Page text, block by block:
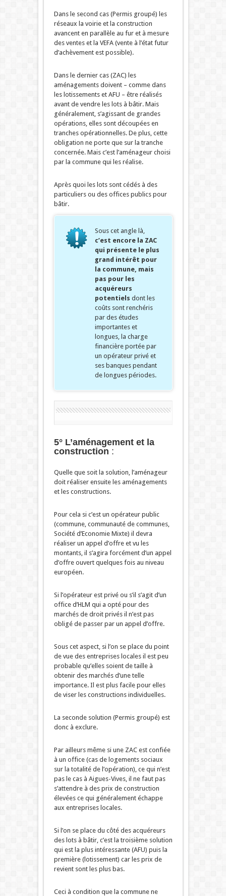
Dans le second cas (Permis groupé) les
réseaux la voirie et la construction
avancent en parallèle au fur et à mesure
des ventes et la VEFA (vente à l’état futur
d’achèvement est possible).
Dans le dernier cas (ZAC) les
aménagements doivent – comme dans
les lotissements et AFU – être réalisés
avant de vendre les lots à bâtir. Mais
généralement, s’agissant de grandes
opérations, elles sont découpées en
tranches opérationnelles. De plus, cette
obligation ne porte que sur la tranche
concernée. Mais c’est l’aménageur choisi
par la commune qui les réalise.
Après quoi les lots sont cédés à des
particuliers ou des offices publics pour
bâtir.
Sous cet angle là,
c’est encore la ZAC
qui présente le plus
grand intérêt pour
la commune, mais
pas pour les
acquéreurs
potentiels dont les
coûts sont renchéris
par des études
importantes et
longues, la charge
financière portée par
un opérateur privé et
ses banques pendant
de longues périodes.
5° L’aménagement et la
construction :
Quelle que soit la solution, l’aménageur
doit réaliser ensuite les aménagements
et les constructions.
Pour cela si c’est un opérateur public
(commune, communauté de communes,
Société d’Economie Mixte) il devra
réaliser un appel d’offre et vu les
montants, il s’agira forcément d’un appel
d’offre ouvert quelques fois au niveau
européen.
Si l’opérateur est privé ou s’il s’agit d’un
office d’HLM qui a opté pour des
marchés de droit privés il n’est pas
obligé de passer par un appel d’offre.
Sous cet aspect, si l’on se place du point
de vue des entreprises locales il est peu
probable qu’elles soient de taille à
obtenir des marchés d’une telle
importance. Il est plus facile pour elles
de viser les constructions individuelles.
La seconde solution (Permis groupé) est
donc à exclure.
Par ailleurs même si une ZAC est confiée
à un office (cas de logements sociaux
sur la totalité de l’opération), ce qui n’est
pas le cas à Aigues-Vives, il ne faut pas
s’attendre à des prix de construction
élevées ce qui généralement échappe
aux entreprises locales.
Si l’on se place du côté des acquéreurs
des lots à bâtir, c’est la troisième solution
qui est la plus intéressante (AFU) puis la
première (lotissement) car les prix de
revient sont les plus bas.
Ceci à condition que la commune ne